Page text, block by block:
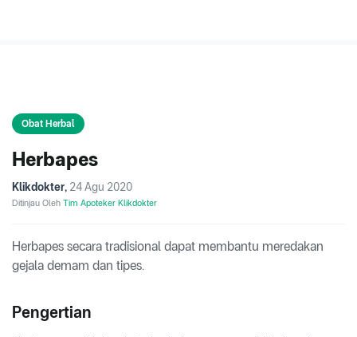
Obat Herbal
Herbapes
Klikdokter, 24 Agu 2020
Ditinjau Oleh Tim Apoteker Klikdokter
Herbapes secara tradisional dapat membantu meredakan
gejala demam dan tipes.
Pengertian